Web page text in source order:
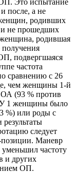
после, а не
родивших
и не прошедших
родившая
получения
подвергшаяся
частота
сравнению с 26
чем женщины 1-й
(93 % против
1 женщины было
%) или роды с
следует
Маневр
частоту
и других
ОП.